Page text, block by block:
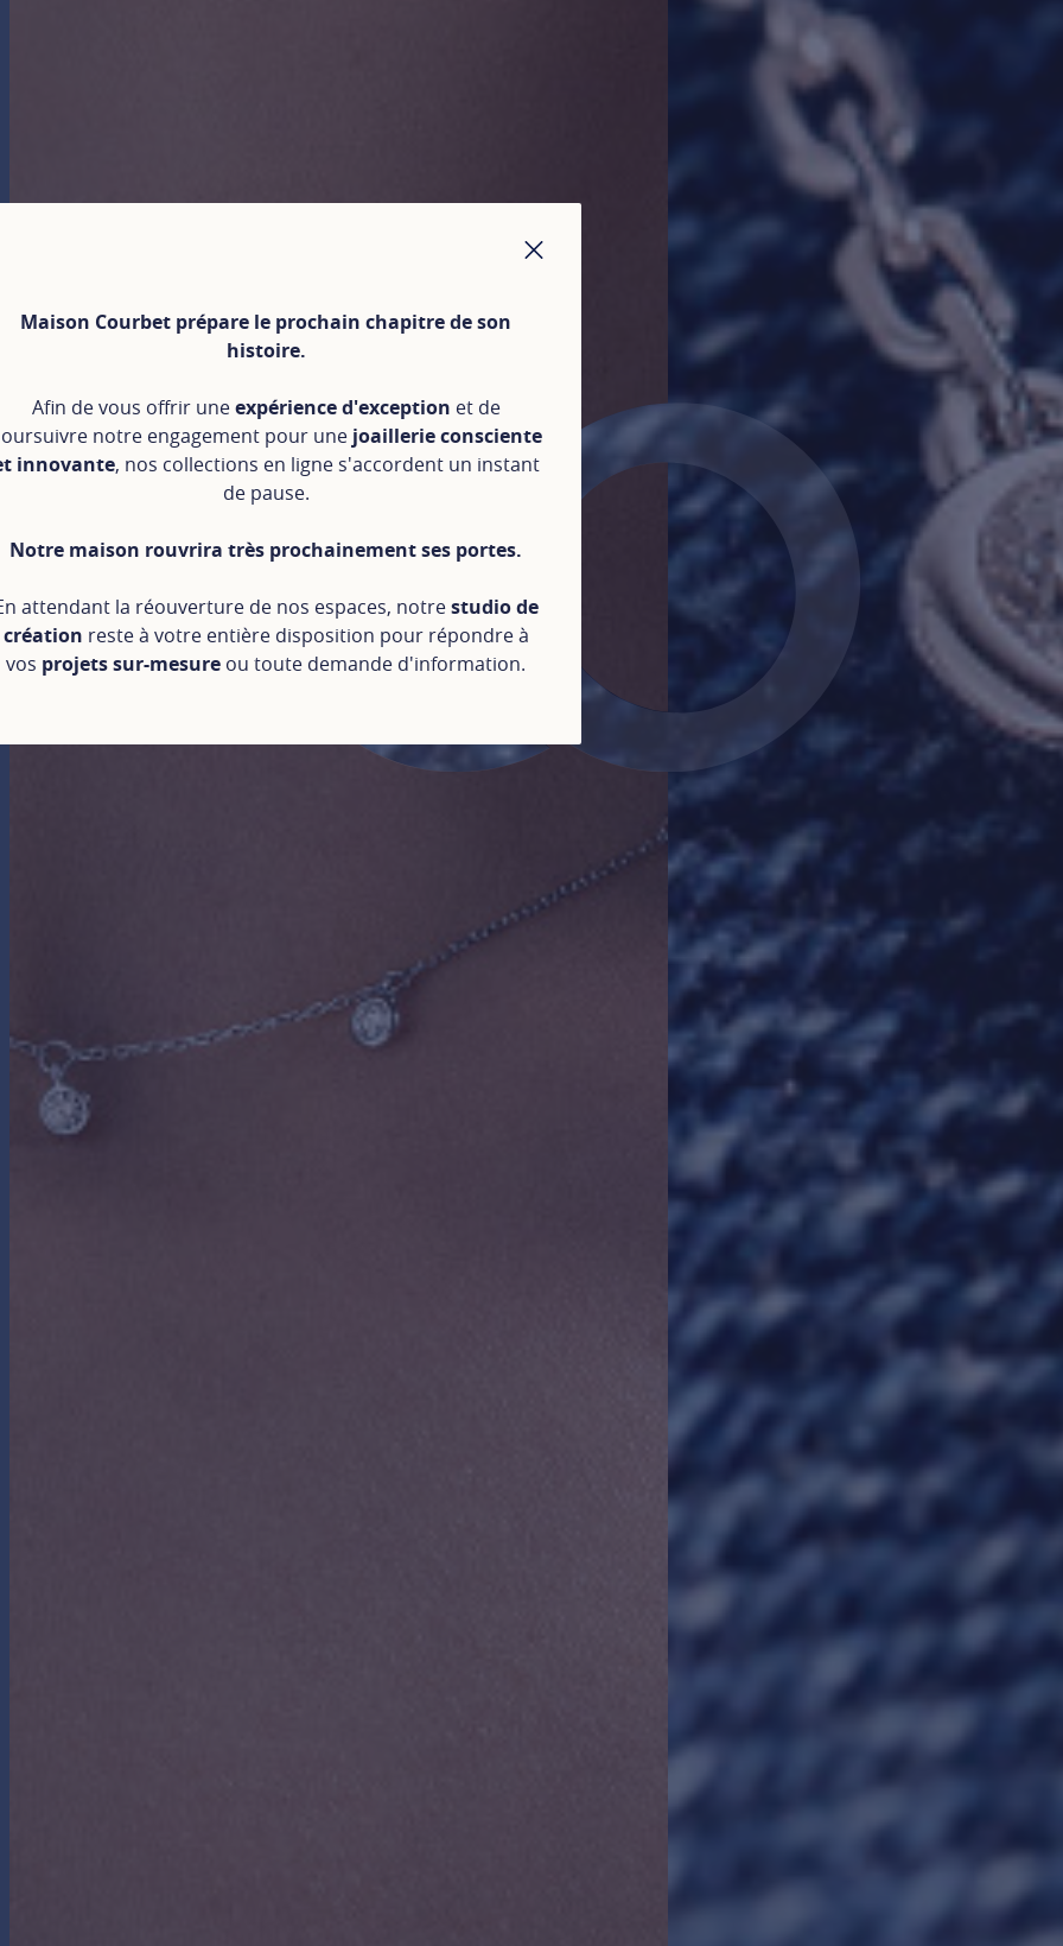
FERMER
Maison Courbet prépare le prochain chapitre de son
histoire.
Afin de vous offrir uneexpérience d'exception et de
notre engagement pour une joaillerie consciente
innovante, nos collections en ligne s'accordent un instant
de pause.
Notre maison rouvrira très prochainement ses portes.
attendant la réouverture de nos espaces, notrestudio de
création reste à votre entière disposition pour répondre à
vos projets sur-mesure ou toute demande d'information.